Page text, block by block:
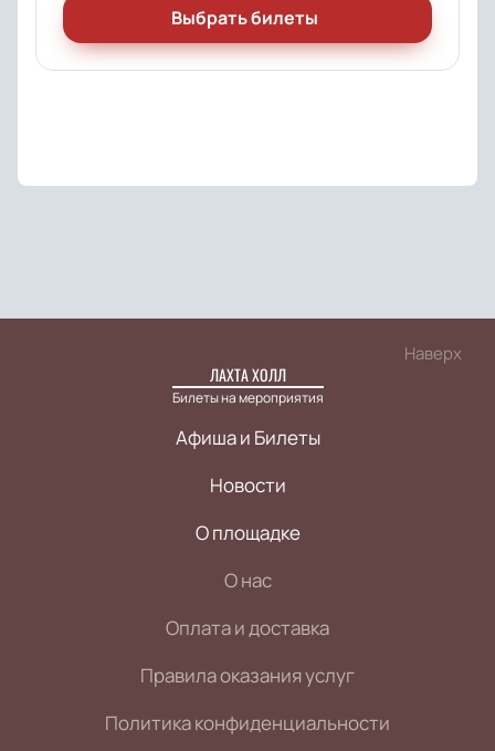
Выбрать билеты
Наверх
ЛАХТА ХОЛЛ
Билеты на мероприятия
Афиша и Билеты
Новости
О площадке
О нас
Оплата и доставка
Правила оказания услуг
Политика конфиденциальности